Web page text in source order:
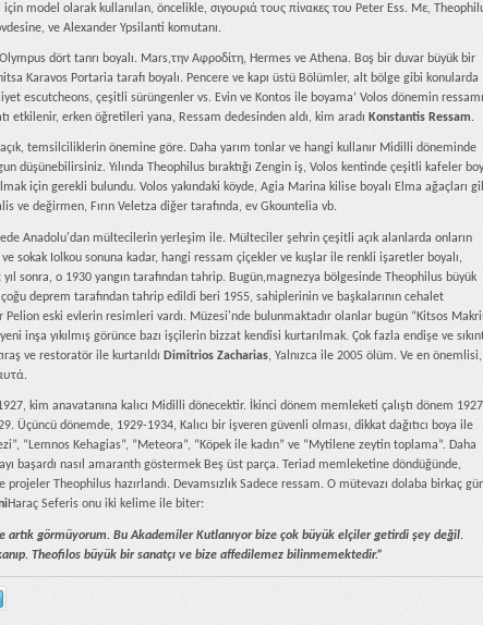
model olarak kullanılan, öncelikle, σιγουριά τους πίνακες του Peter Ess. Με,
ve Alexander Ypsilanti komutanı.
dört tanrı boyalı. Mars,την Αφροδίτη, Hermes ve Athena. Boş bir duvar büyük bir
Karavos Portaria tarafı boyalı. Pencere ve kapı üstü Bölümler, alt bölge gibi konularda
escutcheons, çeşitli sürüngenler vs. Evin ve Kontos ile boyama’ Volos dönemin
etkilenir, erken öğretileri yana, Ressam dedesinden aldı, kim aradı Konstantis Ressam.
temsilciliklerin önemine göre. Daha yarım tonlar ve hangi kullanır Midilli döneminde
düşünebilirsiniz. Yılında Theophilus bıraktığı Zengin iş, Volos kentinde çeşitli kafeler
için gerekli bulundu. Volos yakındaki köyde, Agia Marina kilise boyalı Elma ağaçları
ve değirmen, Fırın Veletza diğer tarafında, ev Gkountelia vb.
Anadolu'dan mültecilerin yerleşim ile. Mülteciler şehrin çeşitli açık alanlarda onların
sokak Iolkou sonuna kadar, hangi ressam çiçekler ve kuşlar ile renkli işaretler boyalı,
sonra, o 1930 yangın tarafından tahrip. Bugün,magnezya bölgesinde Theophilus büyük
deprem tarafından tahrip edildi beri 1955, sahiplerinin ve başkalarının cehalet
Pelion eski evlerin resimleri vardı. Müzesi'nde bulunmaktadır olanlar bugün “Kitsos
inşa yıkılmış görünce bazı işçilerin bizzat kendisi kurtarılmak. Çok fazla endişe ve
ve restoratör ile kurtarıldı Dimitrios Zacharias, Yalnızca ile 2005 ölüm. Ve en önemlisi,
kim anavatanına kalıcı Midilli dönecektir. İkinci dönem memleketi çalıştı dönem 1927
Üçüncü dönemde, 1929-1934, Kalıcı bir işveren güvenli olması, dikkat dağıtıcı boya ile
“Lemnos Kehagias”, ”Meteora”, “Köpek ile kadın” ve “Mytilene zeytin toplama”. Daha
başardı nasıl amaranth göstermek Beş üst parça. Teriad memleketine döndüğünde,
Theophilus hazırlandı. Devamsızlık Sadece ressam. O mütevazı dolaba birkaç
Haraç Seferis onu iki kelime ile biter:
artık görmüyorum. Bu Akademiler Kutlanıyor bize çok büyük elçiler getirdi şey değil.
Theofilos büyük bir sanatçı ve bize affedilemez bilinmemektedir.”